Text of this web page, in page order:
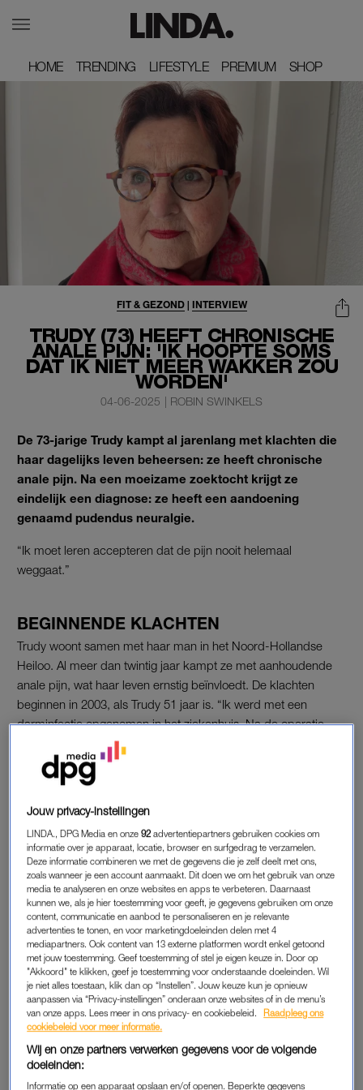
HOME
HOME TRENDING
TRENDING LIFESTYLE
LIFESTYLE PREMIUM
PREMIUM SHOP
SHOP
TRUDY (73) HEEFT CHRONISCHE
ANALE PIJN: 'IK HOOPTE SOMS
DAT IK NIET MEER WAKKER ZOU
WORDEN'
FIT & GEZOND| INTERVIEW
04-06-2025 | ROBIN SWINKELS
De 73-jarige Trudy kampt al jarenlang met klachten die
haar dagelijks leven beheersen: ze heeft chronische
anale pijn. Na een moeizame zoektocht krijgt ze
eindelijk een diagnose: ze heeft een aandoening
genaamd pudendus neuralgie.
“Ik moet leren accepteren dat de pijn nooit helemaal
weggaat.”
BEGINNENDE KLACHTEN
Trudy woont samen met haar man in het Noord-Hollandse
Heiloo. Al meer dan twintig jaar kampt ze met aanhoudende
anale pijn, wat haar leven ernstig beïnvloedt. De klachten
beginnen in 2003, als Trudy 51 jaar is. “Ik werd met een
darminfectie opgenomen in het ziekenhuis. Na de operatie
kreeg ik een stekende en aanhoudende pijn aan mijn
kringspier. Ik dacht dat het te maken had met de ingreep: mijn
lichaam had immers veel te verduren gehad en moest nog
tot het gevoel alsof iemand me een trap van achter gaf.”
Ze gaat ermee naar de huisarts, die de symptomen niet
herkent. De voorgeschreven pijnmedicatie heeft geen effect,
waarna Trudy verder zoekt naar de oorzaak. “Van onderzoek
in het ziekenhuis tot alternatieve therapieën,
bekkenbodemfysiotherapie, kinesiologie en elektro-
acupunctuur. Ik heb echt alles geprobeerd wat je je maar kunt
voorstellen, maar niets hielp of leidde tot een diagnose.”
DEPRESSIE
Regelmatig suggereert men dat het tussen haar oren zit. “Aan
de buitenkant zag je niks aan mij. Ik draag graag make-up en
Jouw privacy-instellingen
LINDA., DPG Media en onze92 advertentiepartners gebruiken cookies om
informatie over je apparaat, locatie, browser en surfgedrag te verzamelen.
Deze informatie combineren we met de gegevens die je zelf deelt met ons,
zoals wanneer je een account aanmaakt. Dit doen we om het gebruik van onze
media te analyseren en onze websites en apps te verbeteren. Daarnaast
kunnen we, als je hier toestemming voor geeft, je gegevens gebruiken om onze
content, communicatie en aanbod te personaliseren en je relevante
advertenties te tonen, en voor marketingdoeleinden delen met 4
mediapartners. Ook content van 13 externe platformen wordt enkel getoond
met jouw toestemming. Geef toestemming of stel je eigen keuze in. Door op
"Akkoord" te klikken, geef je toestemming voor onderstaande doeleinden. Wil
je niet alles toestaan, klik dan op “Instellen”. Jouw keuze kun je opnieuw
aanpassen via “Privacy-instellingen” onderaan onze websites of in de menu’s
van onze apps. Lees meer in ons privacy- en cookiebeleid.
Raadpleeg ons
cookiebeleid voor meer informatie.
Wij en onze partners verwerken gegevens voor de volgende
doeleinden:
Informatie op een apparaat opslaan en/of openen. Beperkte gegevens